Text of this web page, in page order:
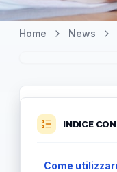
Home News
INDICE
Come